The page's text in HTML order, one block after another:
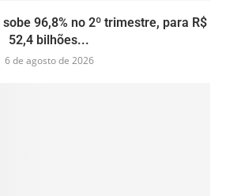
96,8% no 2º trimestre, para R$
52,4 bilhões...
6 de agosto de 2026